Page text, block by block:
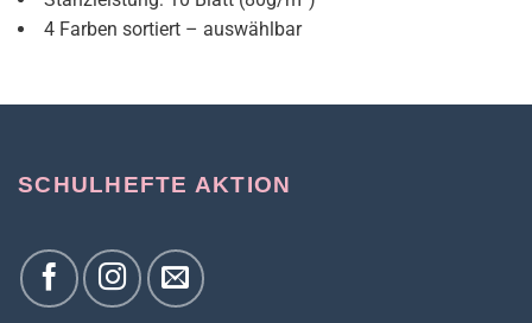
4 Farben sortiert – auswählbar
SCHULHEFTE AKTION